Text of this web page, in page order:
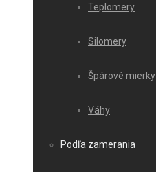
Teplomery
Silomery
Špárové mierky
Váhy
Podľa zamerania